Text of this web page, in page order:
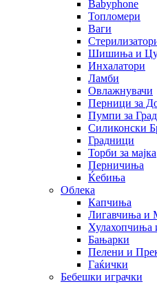
Babyphone
Топломери
Ваги
Шишиња и
Инхалатори
Ламби
Овлажнувачи
Перници за
Пумпи за
Силиконски
Градници
Торби за мајка
Перничиња
Ќебиња
Облека
Капчиња
Лигавчиња и
Хулахопчиња
Бањарки
Пелени и
Гаќички
Бебешки играчки